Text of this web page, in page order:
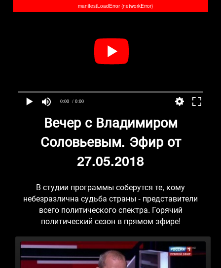
0:00 / 0:00
manifestLoadError (networkError)
Вечер с Владимиром
Соловьевым. Эфир от
27.05.2018
В студии программы соберутся те, кому
небезразлична судьба страны - представители
всего политического спектра. Горячий
политический сезон в прямом эфире!